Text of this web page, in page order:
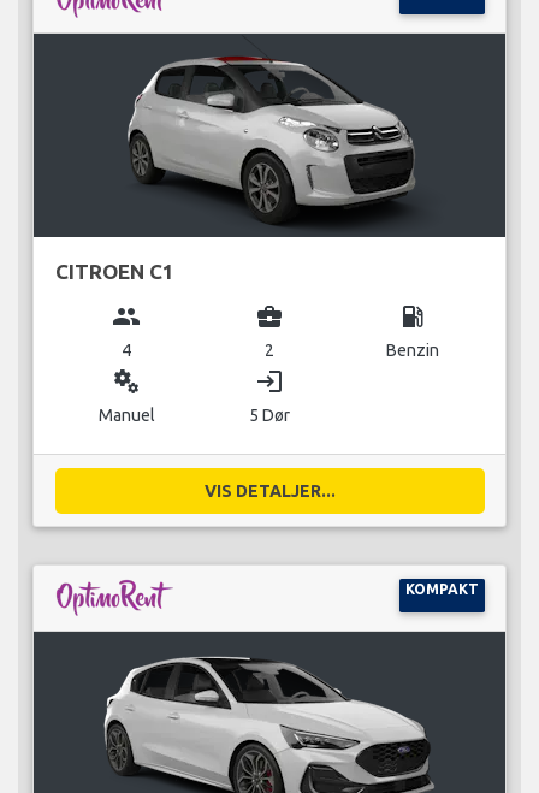
CITROEN C1
group
4
business_center
2
local_gas_station
Benzin
miscellaneous_services
Manuel
login
5 Dør
VIS DETALJER...
KOMPAKT